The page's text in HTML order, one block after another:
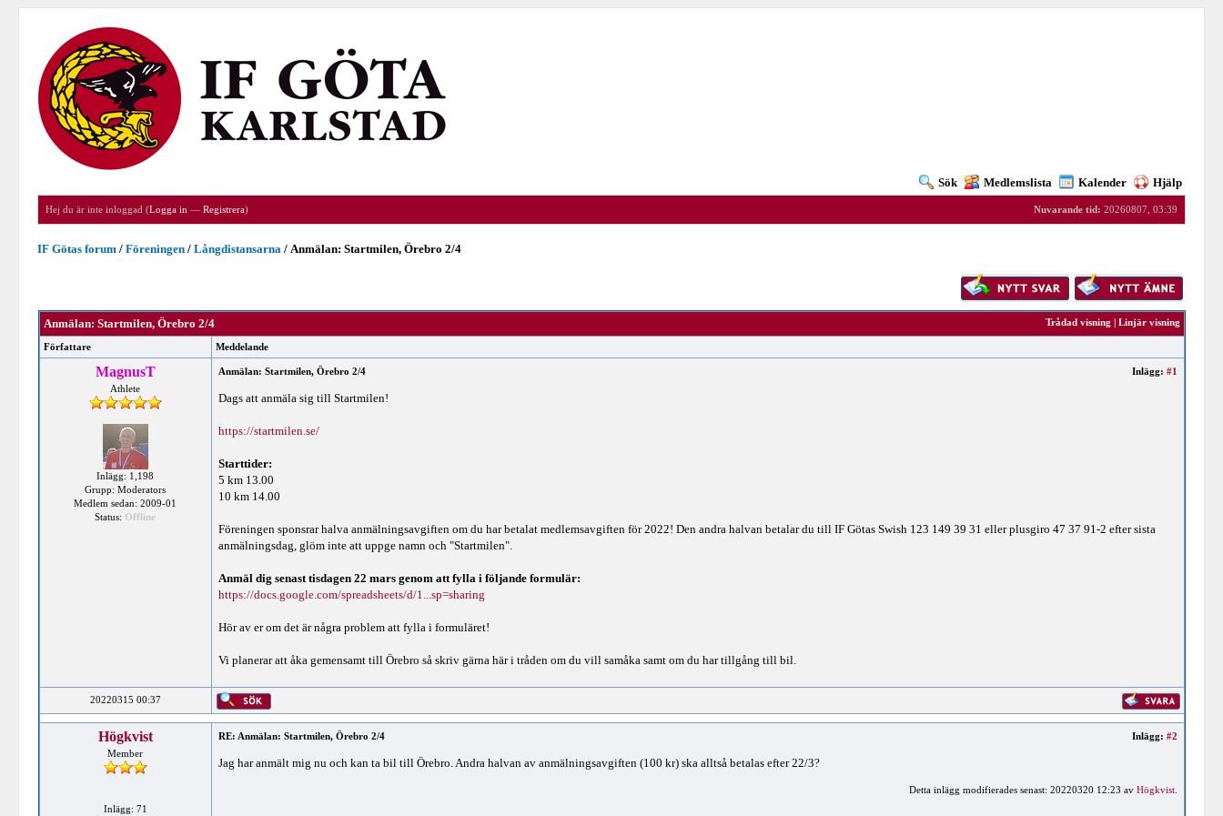
Sök Medlemslista Kalender Hjälp
Nuvarande tid: 20260807, 03:39
Hej du är inte inloggad (Logga in —Registrera)
IF Götas forum /Föreningen /Långdistansarna /Anmälan: Startmilen, Örebro 2/4
Trådad visning | Linjär visning
Anmälan: Startmilen, Örebro 2/4
Författare Meddelande
MagnusT
Athlete
Inlägg: 1,198
Grupp: Moderators
Medlem sedan: 2009-01
Status: Offline
Inlägg: #1
Anmälan: Startmilen, Örebro 2/4
Dags att anmäla sig till Startmilen!
https://startmilen.se/
Starttider:
5 km 13.00
10 km 14.00
Föreningen sponsrar halva anmälningsavgiften om du har betalat medlemsavgiften för 2022! Den andra halvan betalar du till IF Götas Swish 123 149 39 31 eller plusgiro 47 37 91-2 efter sista
anmälningsdag, glöm inte att uppge namn och "Startmilen".
Anmäl dig senast tisdagen 22 mars genom att fylla i följande formulär:
https://docs.google.com/spreadsheets/d/1...sp=sharing
Hör av er om det är några problem att fylla i formuläret!
Vi planerar att åka gemensamt till Örebro så skriv gärna här i tråden om du vill samåka samt om du har tillgång till bil.
20220315 00:37
Högkvist
Member
Inlägg: 71
Inlägg: #2
RE: Anmälan: Startmilen, Örebro 2/4
Jag har anmält mig nu och kan ta bil till Örebro. Andra halvan av anmälningsavgiften (100 kr) ska alltså betalas efter 22/3?
Detta inlägg modifierades senast: 20220320 12:23 av Högkvist.